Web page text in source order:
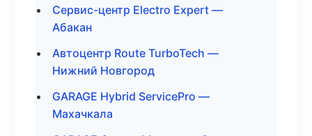
Сервис-центр Electro Expert —
Абакан
Автоцентр Route TurboTech —
Нижний Новгород
GARAGE Hybrid ServicePro —
Махачкала